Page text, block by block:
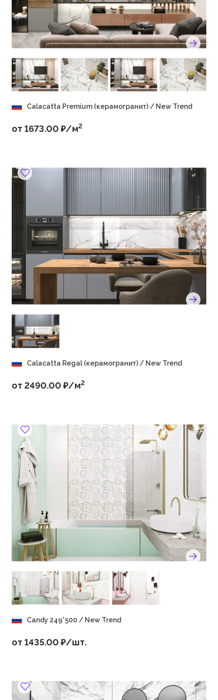
Calacatta Premium (керамогранит) / New Trend
от 1673.00 ₽/м2
Calacatta Regal (керамогранит) / New Trend
от 2490.00 ₽/м2
Candy 249*500 / New Trend
от 1435.00 ₽/шт.